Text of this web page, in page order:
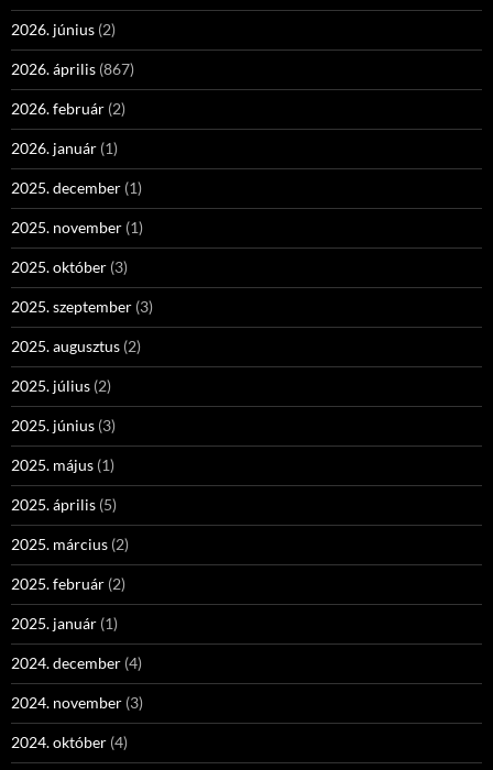
2026. június (2)
2026. április (867)
2026. február (2)
2026. január (1)
2025. december (1)
2025. november (1)
2025. október (3)
2025. szeptember (3)
2025. augusztus (2)
2025. július (2)
2025. június (3)
2025. május (1)
2025. április (5)
2025. március (2)
2025. február (2)
2025. január (1)
2024. december (4)
2024. november (3)
2024. október (4)